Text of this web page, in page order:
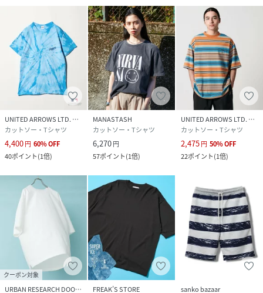
UNITED ARROWS LTD. OUTLET
カットソー・Tシャツ
4,400円 60%OFF
40ポイント(1倍)
MANASTASH
カットソー・Tシャツ
6,270円
57ポイント(1倍)
UNITED ARROWS LTD. OUTLET
カットソー・Tシャツ
2,475円 50%OFF
22ポイント(1倍)
クーポン対象
URBAN RESEARCH DOORS FREAK’S STORE sanko bazaar